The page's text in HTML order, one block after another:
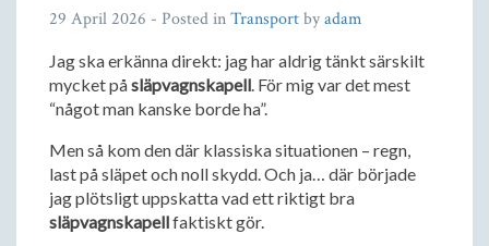
29 April 2026 - Posted inTransportbyadam
Jag ska erkänna direkt: jag har aldrig tänkt särskilt
mycket påsläpvagnskapell. För mig var det mest
“något man kanske borde ha”.
Men så kom den där klassiska situationen – regn,
last på släpet och noll skydd. Och ja… där började
jag plötsligt uppskatta vad ett riktigt bra
släpvagnskapellfaktiskt gör.